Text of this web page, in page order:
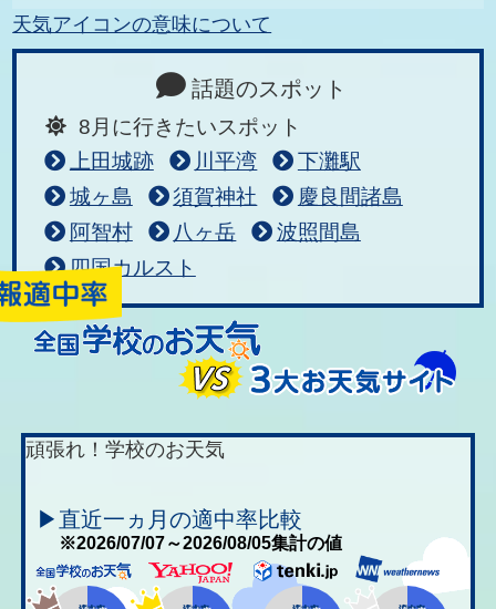
天気アイコンの意味について
話題のスポット
8月に行きたいスポット
上田城跡
川平湾
下灘駅
城ヶ島
須賀神社
慶良間諸島
阿智村
八ヶ岳
波照間島
四国カルスト
頑張れ！学校のお天気
▶直近一ヵ月の適中率比較
※2026/07/07～2026/08/05集計の値